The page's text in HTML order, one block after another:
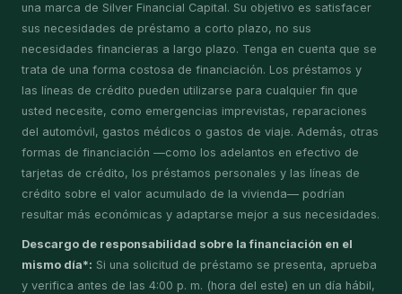
una marca de Silver Financial Capital. Su objetivo es satisfacer
sus necesidades de préstamo a corto plazo, no sus
necesidades financieras a largo plazo. Tenga en cuenta que se
trata de una forma costosa de financiación. Los préstamos y
las líneas de crédito pueden utilizarse para cualquier fin que
usted necesite, como emergencias imprevistas, reparaciones
del automóvil, gastos médicos o gastos de viaje. Además, otras
formas de financiación —como los adelantos en efectivo de
tarjetas de crédito, los préstamos personales y las líneas de
crédito sobre el valor acumulado de la vivienda— podrían
resultar más económicas y adaptarse mejor a sus necesidades.
Descargo de responsabilidad sobre la financiación en el
mismo día*: Si una solicitud de préstamo se presenta, aprueba
y verifica antes de las 4:00 p. m. (hora del este) en un día hábil,